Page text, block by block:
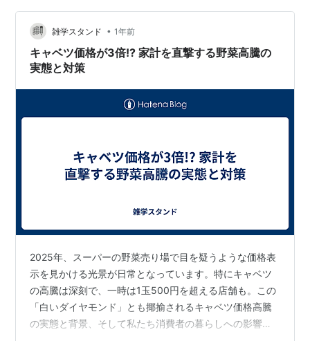
症状が悪化し 眠れなくなるんです。 畑作業したいけど出
れない日々😭 スギもヒノキもどちらにもアレルギーがあ
る私ですが、ヒノキの方…
雑学スタンド • 1年前
キャベツ価格が3倍!? 家計を直撃する野菜高騰の
実態と対策
2025年、スーパーの野菜売り場で目を疑うような価格表
示を見かける光景が日常となっています。特にキャベツ
の高騰は深刻で、一時は1玉500円を超える店舗も。この
「白いダイヤモンド」とも揶揄されるキャベツ価格高騰
の実態と背景、そして私たち消費者の暮らしへの影響、